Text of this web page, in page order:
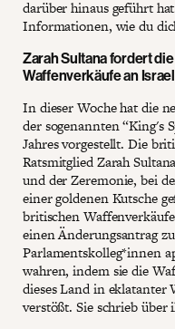
darüber hinaus geführt
Informationen, wie du
Zarah Sultana fordert
Waffenverkäufe an
In dieser Woche hat die
der sogenannten “King's
Jahres vorgestellt. Die
Ratsmitglied Zarah
und der Zeremonie, bei
einer goldenen Kutsche
britischen
einen Änderungsantrag
Parlamentskolleg*innen
wahren, indem sie die
dieses Land in eklatanter
verstößt. Sie schrieb